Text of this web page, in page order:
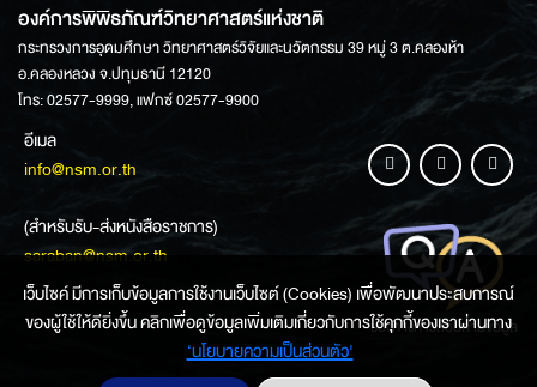
องค์การพิพิธภัณฑ์วิทยาศาสตร์แห่งชาติ
กระทรวงการอุดมศึกษา วิทยาศาสตร์วิจัยและนวัตกรรม 39 หมู่ 3 ต.คลองห้า
อ.คลองหลวง จ.ปทุมธานี 12120
โทร: 02577-9999, แฟกซ์ 02577-9900
อีเมล
info@nsm.or.th
(สำหรับรับ-ส่งหนังสือราชการ)
saraban@nsm.or.th
ช่องทางการสอบถามข้อมูล
เว็บไซค์ มีการเก็บข้อมูลการใช้งานเว็บไซต์ (Cookies) เพื่อพัฒนาประสบการณ์
ของผู้ใช้ให้ดียิ่งขึ้น คลิกเพื่อดูข้อมูลเพิ่มเติมเกี่ยวกับการใช้คุกกี้ของเราผ่านทาง
‘นโยบายความเป็นส่วนตัว'